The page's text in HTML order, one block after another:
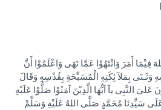
فِيْمَا أَمَرَ وَانْتَهُوْا عَمَّا نَهَى وَاعْلَمُوْا أَنَّ
وَثَـنَى بِمَلآ ئِكَتِهِ الْمُسَبِّحَةِ بِقُدْسِهِ وَقَالَ
عَلىَ النَّبِى يآ اَيُّهَا الَّذِيْنَ آمَنُوْا صَلُّوْا عَلَيْهِ
سَيِّدِنَا مُحَمَّدٍ صَلَّى اللهُ عَلَيْهِ وَسَلِّمْ